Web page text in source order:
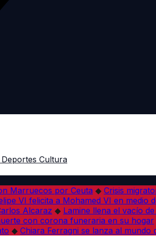
Deportes Cultura
Marruecos por Ceuta ◆ Crisis
VI felicita a Mohamed VI en medio
Alcaraz ◆ Lamine llena el vacío
con corona funeraria en su hogar
◆ Chiara Ferragni se lanza al mundo